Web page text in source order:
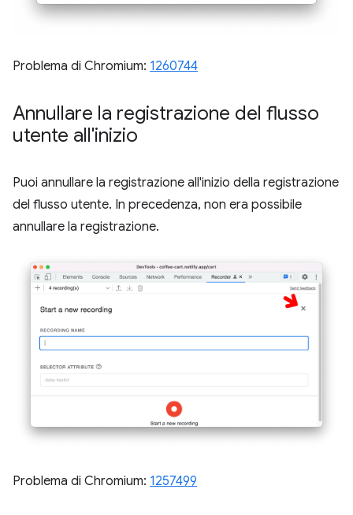
Problema di Chromium: 1260744
Annullare la registrazione del flusso
utente all'inizio
Puoi annullare la registrazione all'inizio della registrazione
del flusso utente. In precedenza, non era possibile
annullare la registrazione.
Problema di Chromium: 1257499